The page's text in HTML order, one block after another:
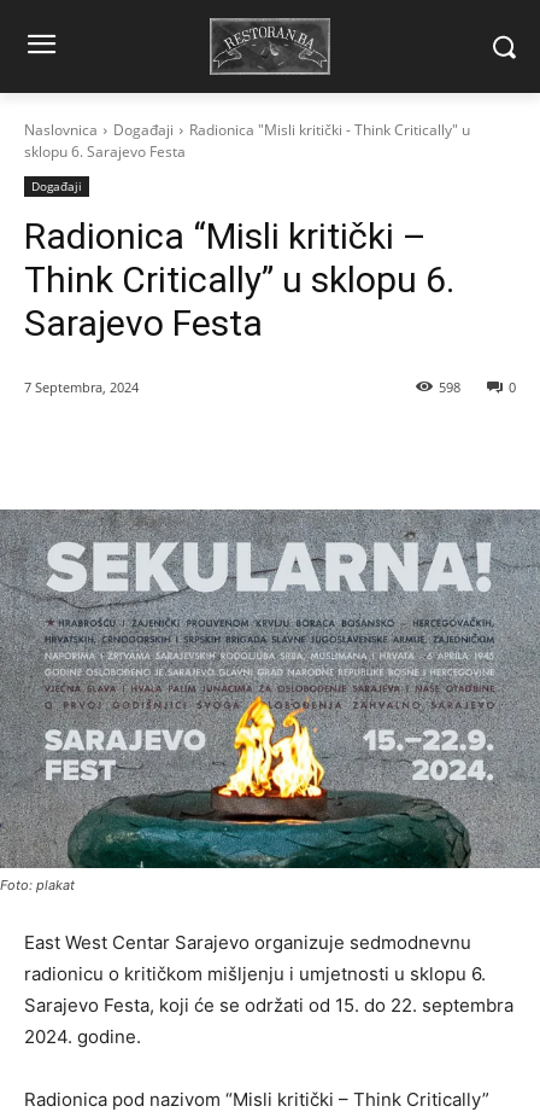
Naslovnica Događaji
Radionica "Misli kritički - Think Critically" u
sklopu 6. Sarajevo Festa
Događaji
Radionica “Misli kritički –
Think Critically” u sklopu 6.
Sarajevo Festa
7 Septembra, 2024 0
598
Foto: plakat
East West Centar Sarajevo organizuje sedmodnevnu
radionicu o kritičkom mišljenju i umjetnosti u sklopu 6.
Sarajevo Festa, koji će se održati od 15. do 22. septembra
2024. godine.
Radionica pod nazivom “Misli kritički – Think Critically”